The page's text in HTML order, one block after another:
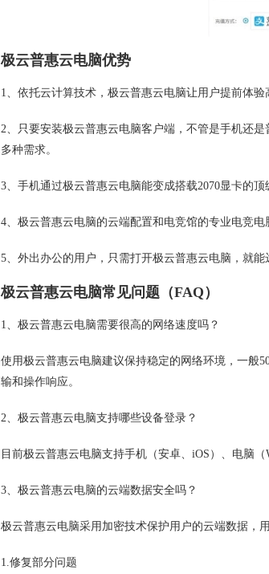
极云普惠云电脑优势
1、依托云计算技术，极云普惠云电脑让用户提前体
2、只要安装极云普惠云电脑客户端，不管是手机还
多种需求。
3、手机通过极云普惠云电脑能变成搭载2070显卡的
4、极云普惠云电脑的云端配置和电竞馆的专业电竞
5、外出办公的用户，只需打开极云普惠云电脑，就
极云普惠云电脑常见问题（FAQ）
1、极云普惠云电脑需要很高的网络速度吗？
使用极云普惠云电脑建议保持稳定的网络环境，一般
输和操作响应。
2、极云普惠云电脑支持哪些设备登录？
目前极云普惠云电脑支持手机（安卓、iOS）、电脑
3、极云普惠云电脑的云端数据安全吗？
极云普惠云电脑采用加密技术保护用户的云端数据，
1.修复部分问题